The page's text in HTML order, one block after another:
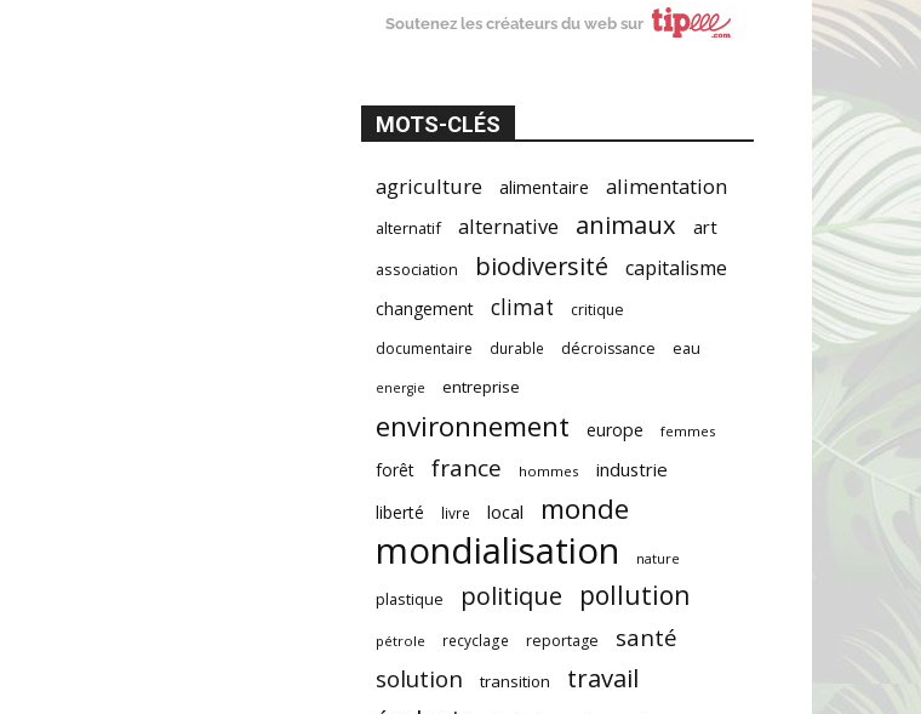
Soutenez les créateurs du web sur
MOTS-CLÉS
agriculture alimentaire alimentation
alternatif alternative animaux art
association biodiversité capitalisme
changement climat
critique
documentaire
durable décroissance eau
energie entreprise
environnement europe femmes
forêt france hommes industrie
liberté livre local monde
mondialisation nature
plastique politique pollution
pétrole recyclage reportage
santé
solution
transition
travail